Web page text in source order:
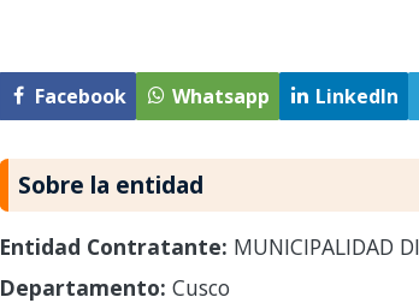
Facebook Whatsapp LinkedIn
Sobre la entidad
Entidad Contratante: MUNICIPALIDAD
Departamento: Cusco